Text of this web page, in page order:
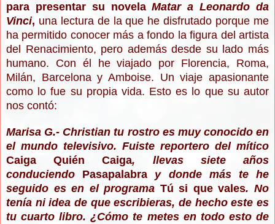
para presentar su novelaMatar a Leonardo da
Vinci, una lectura de la que he disfrutado porque me
ha permitido conocer más a fondo la figura del artista
del Renacimiento, pero además desde su lado más
humano. Con él he viajado por Florencia, Roma,
Milán, Barcelona y Amboise. Un viaje apasionante
como lo fue su propia vida. Esto es lo que su autor
nos contó:
Marisa G.- Christian tu rostro es muy conocido en
el mundo televisivo. Fuiste reportero del mítico
Caiga Quién Caiga, llevas siete años
conduciendo Pasapalabray donde más te he
seguido es en el programa Tú si que vales. No
tenía ni idea de que escribieras, de hecho este es
tu cuarto libro. ¿Cómo te metes en todo esto de